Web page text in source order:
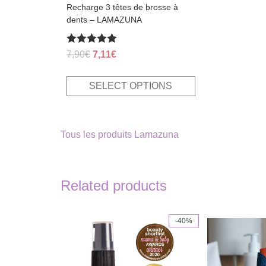
Recharge 3 têtes de brosse à
dents – LAMAZUNA
Rated
5.00
7,90€ Original
was:
7,90€.
7,11€Current
is:
7,11€.
SELECT OPTIONS
page
Tous les produits Lamazuna
Related products
-40%
has
multiple